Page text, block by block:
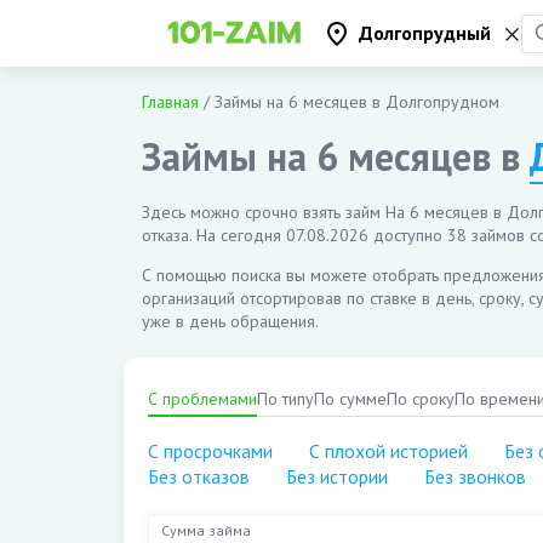
Долгопрудный
Главная /Займы на 6 месяцев в Долгопрудном
Займы на 6 месяцев в
Здесь можно срочно взять займ На 6 месяцев в
отказа. На сегодня 07.08.2026 доступно 38 займов
С помощью поиска вы можете отобрать
организаций отсортировав по ставке в день, сроку,
уже в день обращения.
С проблемамиПо типуПо суммеПо срокуПо времени
С просрочками С плохой историей Без
Без отказов
Без истории Без звонков
Сумма займа